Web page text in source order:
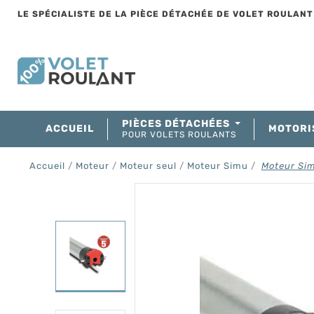
LE SPÉCIALISTE DE LA PIÈCE DÉTACHÉE DE VOLET
ACCUEIL PIÈCES DÉTACHÉES
POUR VOLETS ROULANTS
Accueil Moteur Moteur seul Moteur Simu Moteur